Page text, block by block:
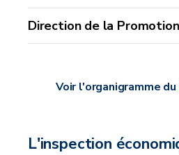
Direction de la
Voir l'organigramme
L'inspection